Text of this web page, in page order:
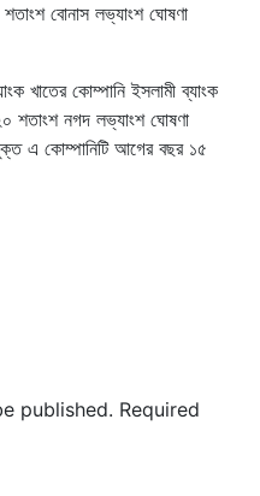
বোনাস লভ্যাংশ ঘোষণা
খাতের কোম্পানি ইসলামী ব্যাংক
শতাংশ নগদ লভ্যাংশ ঘোষণা
এ কোম্পানিটি আগের বছর ১৫
published. Required